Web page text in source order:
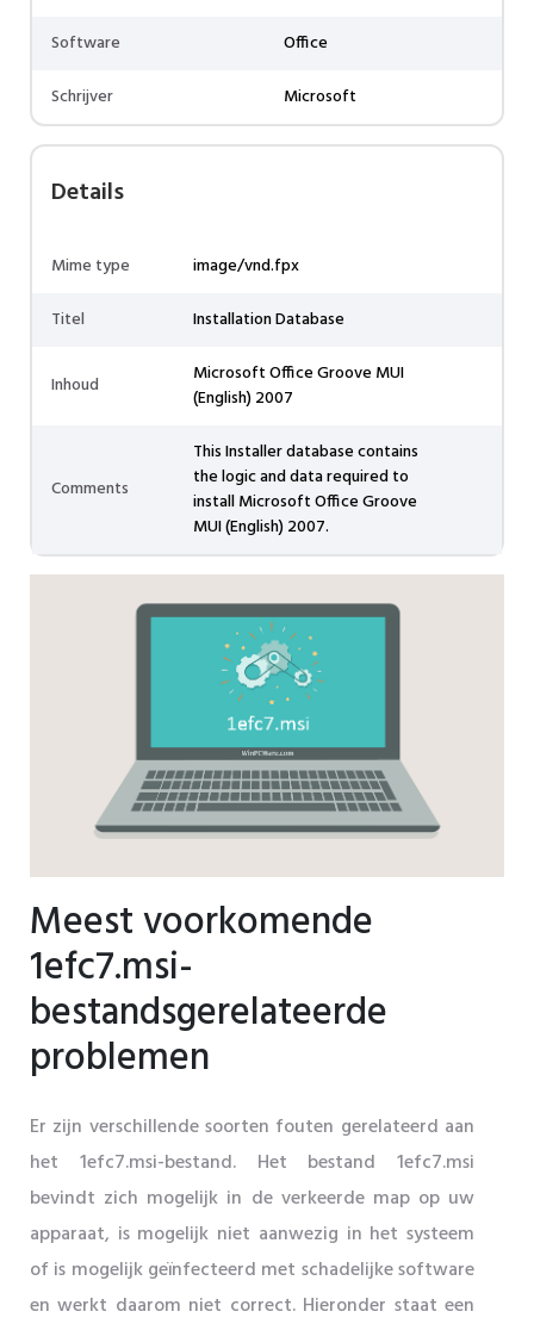
Software
Office
Schrijver
Microsoft
Details
Mime type
image/vnd.fpx
Titel
Installation Database
Inhoud
Microsoft Office Groove MUI
(English) 2007
Comments
This Installer database contains
the logic and data required to
install Microsoft Office Groove
MUI (English) 2007.
Meest voorkomende
1efc7.msi-
bestandsgerelateerde
problemen
Er zijn verschillende soorten fouten gerelateerd aan
het 1efc7.msi-bestand. Het bestand 1efc7.msi
bevindt zich mogelijk in de verkeerde map op uw
apparaat, is mogelijk niet aanwezig in het systeem
of is mogelijk geïnfecteerd met schadelijke software
en werkt daarom niet correct. Hieronder staat een